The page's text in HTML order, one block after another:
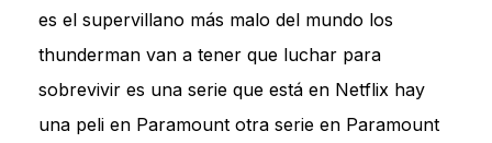
es el supervillano más malo del mundo los
thunderman van a tener que luchar para
sobrevivir es una serie que está en Netflix hay
una peli en Paramount otra serie en Paramount